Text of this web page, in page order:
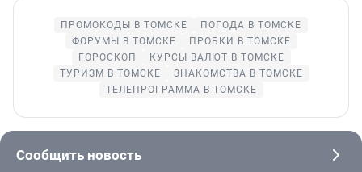
ПРОМОКОДЫ В ТОМСКЕ
ПОГОДА В ТОМСКЕ
ФОРУМЫ В ТОМСКЕ
ПРОБКИ В ТОМСКЕ
ГОРОСКОП
КУРСЫ ВАЛЮТ В ТОМСКЕ
ТУРИЗМ В ТОМСКЕ
ЗНАКОМСТВА В ТОМСКЕ
ТЕЛЕПРОГРАММА В ТОМСКЕ
Сообщить новость